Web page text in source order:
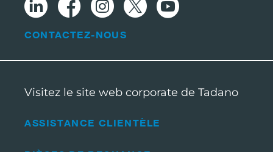
ASSISTANCE CLIENTÈLE
CONTACTEZ-NOUS
Visitez le site web corporate de Tadano